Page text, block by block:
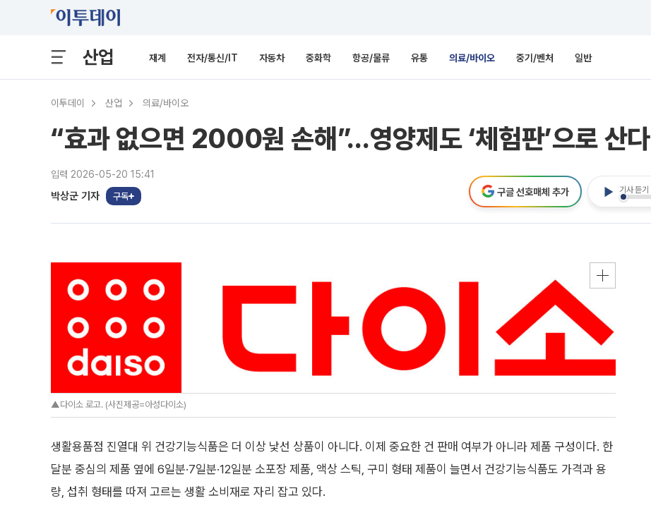
산업 재계 전자/통신/IT 자동차 중화학 항공/물류 유통 의료/바이오 중기/벤처 일반
이투데이 산업 의료/바이오
“효과 없으면 2000원 손해”…영양제도 ‘체험판’으로 산다
입력 2026-05-20 15:41
박상군 기자 구독
기사 듣기
구글 선호매체 추가
▲다이소 로고. (사진제공=아성다이소)
생활용품점 진열대 위 건강기능식품은 더 이상 낯선 상품이 아니다. 이제 중요한 건 판매 여부가 아니라 제품 구성이다. 한
달분 중심의 제품 옆에 6일분·7일분·12일분 소포장 제품, 액상 스틱, 구미 형태 제품이 늘면서 건강기능식품도 가격과 용
량, 섭취 형태를 따져 고르는 생활 소비재로 자리 잡고 있다.